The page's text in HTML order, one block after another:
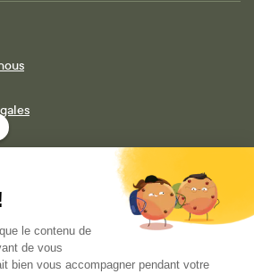
le contenu de
de vous
bien vous accompagner pendant votre
Instagram